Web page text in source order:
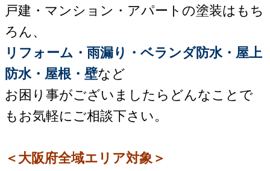
戸建・マンション・アパートの塗装はもち
ろん、
リフォーム・雨漏り・ベランダ防水・屋上
防水・屋根・壁など
お困り事がございましたらどんなことで
もお気軽にご相談下さい。
＜大阪府全域エリア対象＞